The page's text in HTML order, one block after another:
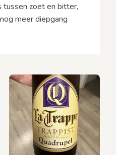
tussen zoet en bitter,
meer diepgang